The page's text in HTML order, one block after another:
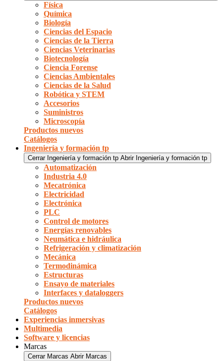
Física
Química
Biología
Ciencias del Espacio
Ciencias de la Tierra
Ciencias Veterinarias
Biotecnología
Ciencia Forense
Ciencias Ambientales
Ciencias de la Salud
Robótica y STEM
Accesorios
Suministros
Microscopía
Productos nuevos
Catálogos
Ingeniería y formación tp
Cerrar Ingeniería y formación tp Abrir Ingeniería y formación tp
Automatización
Industria 4.0
Mecatrónica
Electricidad
Electrónica
PLC
Control de motores
Energías renovables
Neumática e hidráulica
Refrigeración y climatización
Mecánica
Termodinámica
Estructuras
Ensayo de materiales
Interfaces y dataloggers
Productos nuevos
Catálogos
Experiencias inmersivas
Multimedia
Software y licencias
Marcas
Cerrar Marcas Abrir Marcas